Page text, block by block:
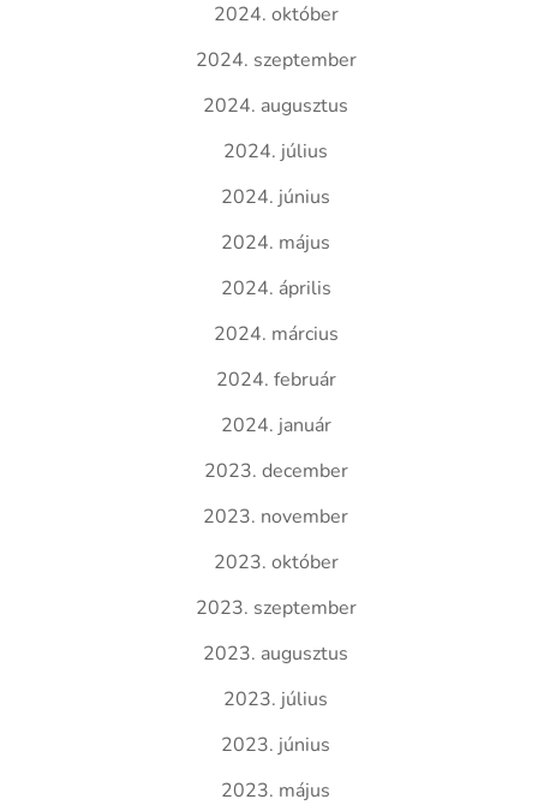
2024. október
2024. szeptember
2024. augusztus
2024. július
2024. június
2024. május
2024. április
2024. március
2024. február
2024. január
2023. december
2023. november
2023. október
2023. szeptember
2023. augusztus
2023. július
2023. június
2023. május